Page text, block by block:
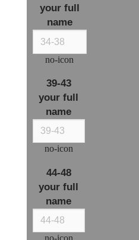
your full
name
no-icon
39-43
your full
name
no-icon
44-48
your full
name